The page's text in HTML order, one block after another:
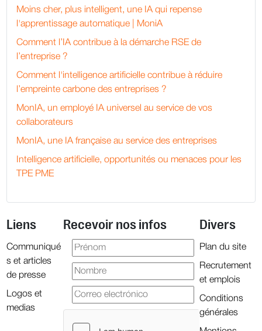
Moins cher, plus intelligent, une IA qui repense
l'apprentissage automatique | MoniA
Comment l’IA contribue à la démarche RSE de
l’entreprise ?
Comment l'intelligence artificielle contribue à réduire
l’empreinte carbone des entreprises ?
MonIA, un employé IA universel au service de vos
collaborateurs
MonIA, une IA française au service des entreprises
Intelligence artificielle, opportunités ou menaces pour les
TPE PME
Liens
Communiqué
s et articles
de presse
Logos et
medias
Recevoir nos infos Divers
Plan du site
Recrutement
et emplois
Conditions
générales